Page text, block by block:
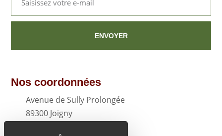
Nos coordonnées
Avenue de Sully Prolongée
89300 Joigny
03.86.72.15.22
ENVOYER